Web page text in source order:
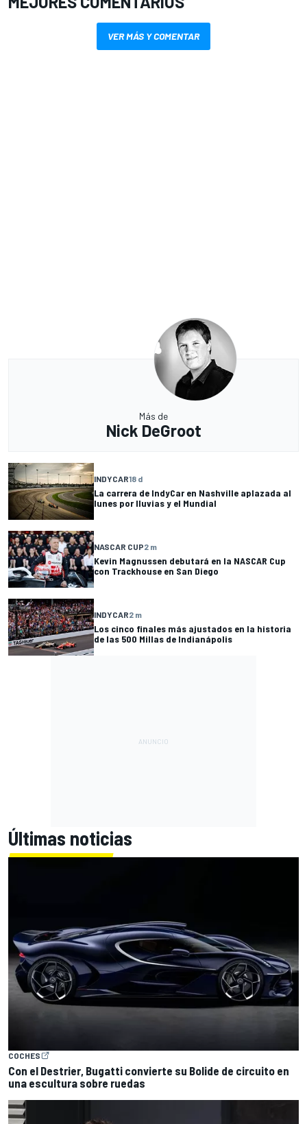
VER MÁS Y COMENTAR
Más de
Nick DeGroot
INDYCAR18 d
La carrera de IndyCar en Nashville aplazada al
lunes por lluvias y el Mundial
NASCAR CUP2 m
Kevin Magnussen debutará en la NASCAR Cup
con Trackhouse en San Diego
INDYCAR2 m
Los cinco finales más ajustados en la historia
de las 500 Millas de Indianápolis
Últimas noticias
COCHES
Con el Destrier, Bugatti convierte su Bolide de circuito en
una escultura sobre ruedas